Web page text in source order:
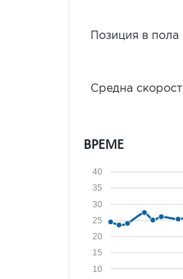
Позиция в пола
Средна скорост
ВРЕМЕ
10
15
20
25
30
35
40